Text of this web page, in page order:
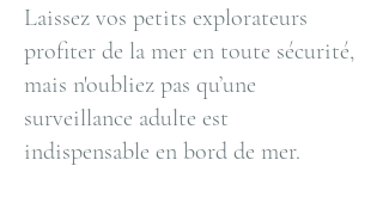
Laissez vos petits explorateurs
profiter de la mer en toute sécurité,
mais n'oubliez pas qu’une
surveillance adulte est
indispensable en bord de mer.